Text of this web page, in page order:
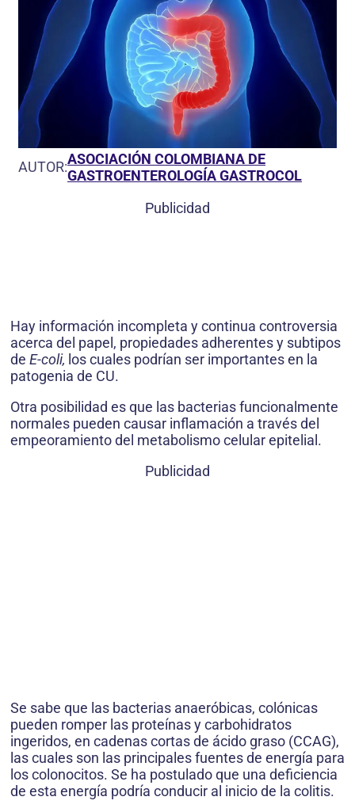
AUTOR:ASOCIACIÓN COLOMBIANA DE
GASTROENTEROLOGÍA GASTROCOL
Publicidad
Hay información incompleta y continua controversia
acerca del papel, propiedades adherentes y subtipos
de E-coli, los cuales podrían ser importantes en la
patogenia de CU.
Otra posibilidad es que las bacterias funcionalmente
normales pueden causar inflamación a través del
empeoramiento del metabolismo celular epitelial.
Publicidad
Se sabe que las bacterias anaeróbicas, colónicas
pueden romper las proteínas y carbohidratos
ingeridos, en cadenas cortas de ácido graso (CCAG),
las cuales son las principales fuentes de energía para
los colonocitos. Se ha postulado que una deficiencia
de esta energía podría conducir al inicio de la colitis.